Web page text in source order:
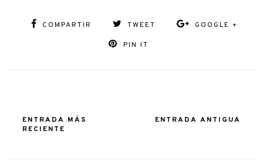
COMPARTIR TWEET GOOGLE +
PIN IT
ENTRADA MÁS
RECIENTE
ENTRADA ANTIGUA